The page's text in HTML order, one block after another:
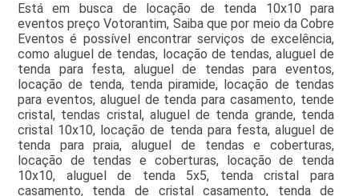
Está em busca de locação de tenda 10x10 para
eventos preço Votorantim, Saiba que por meio da Cobre
Eventos é possível encontrar serviços de excelência,
como aluguel de tendas, locação de tendas, aluguel de
tenda para festa, aluguel de tendas para eventos,
locação de tenda, tenda piramide, locação de tendas
para eventos, aluguel de tenda para casamento, tende
cristal, tendas cristal, aluguel de tenda grande, tenda
cristal 10x10, locação de tenda para festa, aluguel de
tenda para praia, aluguel de tendas e coberturas,
locação de tendas e coberturas, locação de tenda
10x10, aluguel de tenda 5x5, tenda cristal para
casamento, tenda de cristal casamento, tenda de